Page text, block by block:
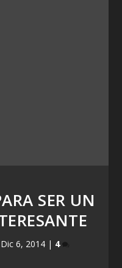
SER UN
Dic 6, 2014| 4